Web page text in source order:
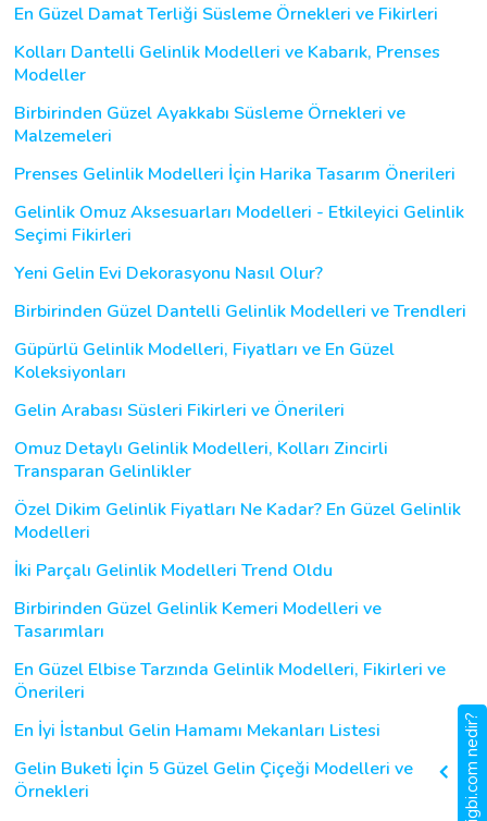
En Güzel Damat Terliği Süsleme Örnekleri ve Fikirleri
Kolları Dantelli Gelinlik Modelleri ve Kabarık, Prenses
Modeller
Birbirinden Güzel Ayakkabı Süsleme Örnekleri ve
Malzemeleri
Prenses Gelinlik Modelleri İçin Harika Tasarım Önerileri
Gelinlik Omuz Aksesuarları Modelleri - Etkileyici Gelinlik
Seçimi Fikirleri
Yeni Gelin Evi Dekorasyonu Nasıl Olur?
Birbirinden Güzel Dantelli Gelinlik Modelleri ve Trendleri
Güpürlü Gelinlik Modelleri, Fiyatları ve En Güzel
Koleksiyonları
Gelin Arabası Süsleri Fikirleri ve Önerileri
Omuz Detaylı Gelinlik Modelleri, Kolları Zincirli
Transparan Gelinlikler
Özel Dikim Gelinlik Fiyatları Ne Kadar? En Güzel Gelinlik
Modelleri
İki Parçalı Gelinlik Modelleri Trend Oldu
Birbirinden Güzel Gelinlik Kemeri Modelleri ve
Tasarımları
En Güzel Elbise Tarzında Gelinlik Modelleri, Fikirleri ve
Önerileri
En İyi İstanbul Gelin Hamamı Mekanları Listesi
Gelin Buketi İçin 5 Güzel Gelin Çiçeği Modelleri ve
Örnekleri
gigbi.com nedir?